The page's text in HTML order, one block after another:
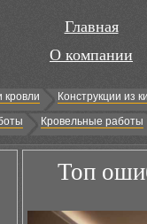
Главная
О компании
кровли
Конструкции из
Кровельные работы
Топ